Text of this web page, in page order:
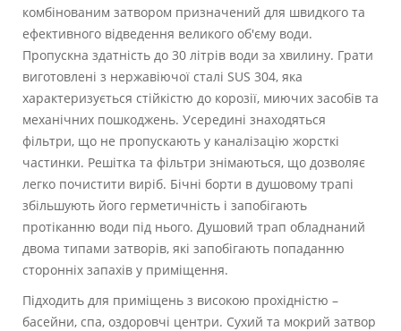
комбінованим затвором призначений для швидкого та
ефективного відведення великого об'єму води.
Пропускна здатність до 30 літрів води за хвилину. Грати
виготовлені з нержавіючої сталі SUS 304, яка
характеризується стійкістю до корозії, миючих засобів та
механічних пошкоджень. Усередині знаходяться
фільтри, що не пропускають у каналізацію жорсткі
частинки. Решітка та фільтри знімаються, що дозволяє
легко почистити виріб. Бічні борти в душовому трапі
збільшують його герметичність і запобігають
протіканню води під нього. Душовий трап обладнаний
двома типами затворів, які запобігають попаданню
сторонніх запахів у приміщення.
Підходить для приміщень з високою прохідністю –
басейни, спа, оздоровчі центри. Сухий та мокрий затвор